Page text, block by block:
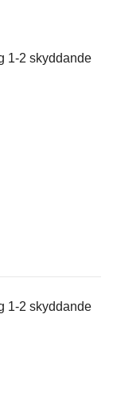
1-2 skyddande
1-2 skyddande